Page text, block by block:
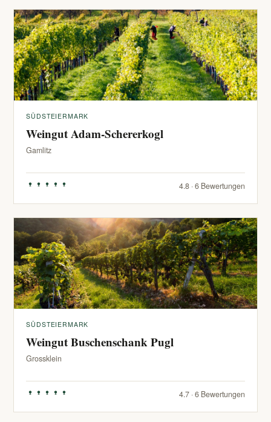
SÜDSTEIERMARK
Weingut Adam-Schererkogl
Gamlitz
4.8 · 6 Bewertungen
SÜDSTEIERMARK
Weingut Buschenschank Pugl
Grossklein
4.7 · 6 Bewertungen